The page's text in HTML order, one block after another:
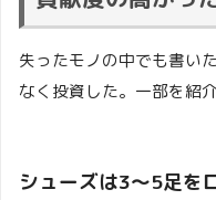
失ったモノの中でも書い
なく投資した。一部を紹
シューズは3〜5足を